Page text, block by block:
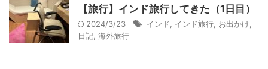
【旅行】インド旅行してきた（1日目）
2024/3/23 インド インド旅行 お出かけ
日記 海外旅行